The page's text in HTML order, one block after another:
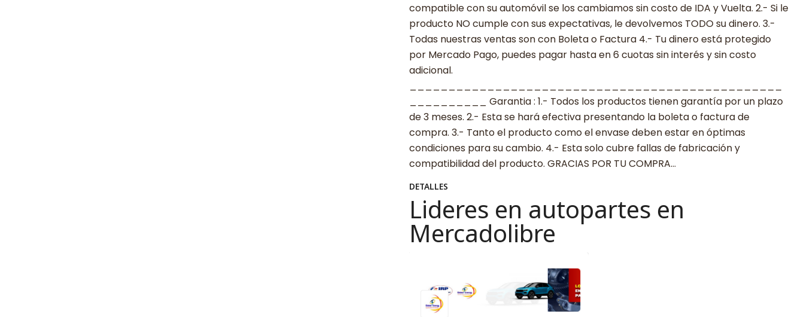
compatible con su automóvil se los cambiamos sin costo de IDA y Vuelta. 2.- Si le
producto NO cumple con sus expectativas, le devolvemos TODO su dinero. 3.-
Todas nuestras ventas son con Boleta o Factura 4.- Tu dinero está protegido
por Mercado Pago, puedes pagar hasta en 6 cuotas sin interés y sin costo
adicional.
__________ Garantia : 1.- Todos los productos tienen garantía por un plazo
de 3 meses. 2.- Esta se hará efectiva presentando la boleta o factura de
compra. 3.- Tanto el producto como el envase deben estar en óptimas
condiciones para su cambio. 4.- Esta solo cubre fallas de fabricación y
compatibilidad del producto. GRACIAS POR TU COMPRA…
DETALLES
Lideres en autopartes en
Mercadolibre